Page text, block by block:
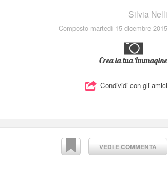
Silvia Nelli
Composto martedì 15 dicembre 2015
Crea la tua Immagine
Condividi con gli amici
VEDI E COMMENTA